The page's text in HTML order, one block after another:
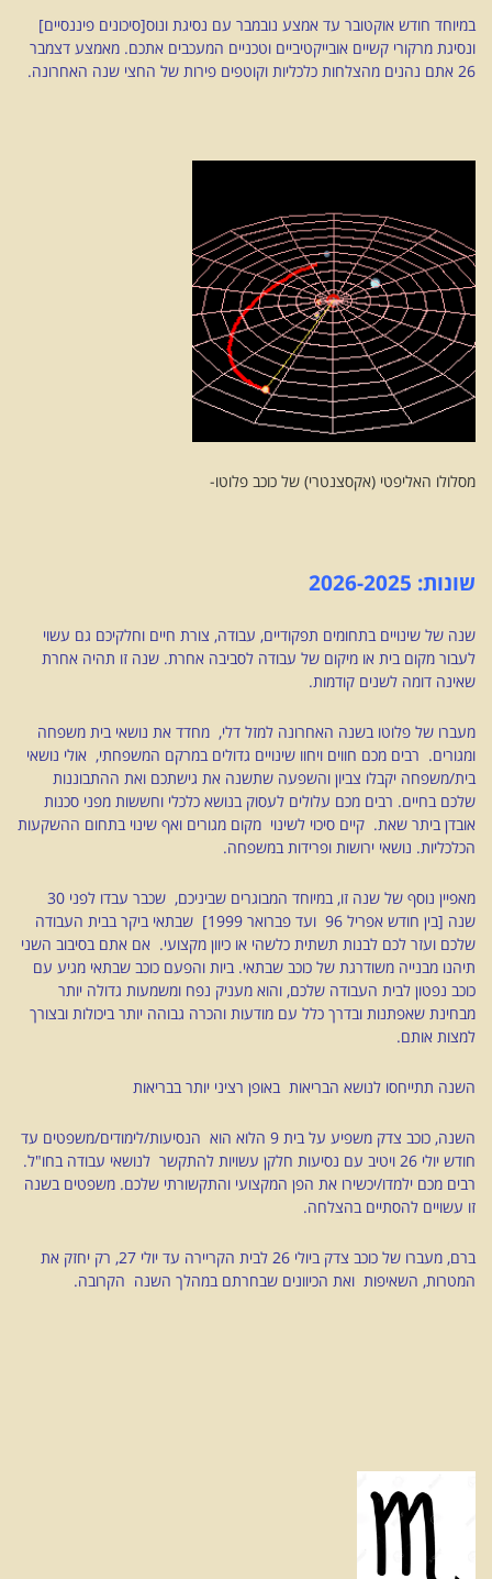
במיוחד חודש אוקטובר עד אמצע נובמבר עם נסיגת ונוס[סיכונים פיננסיים]
ונסיגת מרקורי קשיים אובייקטיביים וטכניים המעכבים אתכם. מאמצע דצמבר
26 אתם נהנים מהצלחות כלכליות וקוטפים פירות של החצי שנה האחרונה.
מסלולו האליפטי (אקסצנטרי) של כוכב פלוטו-
שונות: 2026-2025
שנה של שינויים בתחומים תפקודיים, עבודה, צורת חיים וחלקיכם גם עשוי
לעבור מקום בית או מיקום של עבודה לסביבה אחרת. שנה זו תהיה אחרת
שאינה דומה לשנים קודמות.
מעברו של פלוטו בשנה האחרונה למזל דלי, מחדד את נושאי בית משפחה
ומגורים. רבים מכם חווים ויחוו שינויים גדולים במרקם המשפחתי, אולי נושאי
בית/משפחה יקבלו צביון והשפעה שתשנה את גישתכם ואת ההתבוננות
שלכם בחיים. רבים מכם עלולים לעסוק בנושא כלכלי וחששות מפני סכנות
אובדן ביתר שאת. קיים סיכוי לשינוי מקום מגורים ואף שינוי בתחום ההשקעות
הכלכליות. נושאי ירושות ופרידות במשפחה.
מאפיין נוסף של שנה זו, במיוחד המבוגרים שביניכם, שכבר עבדו לפני 30
שנה [בין חודש אפריל 96 ועד פברואר 1999] שבתאי ביקר בבית העבודה
שלכם ועזר לכם לבנות תשתית כלשהי או כיוון מקצועי. אם אתם בסיבוב השני
תיהנו מבנייה משודרגת של כוכב שבתאי. ביות והפעם כוכב שבתאי מגיע עם
כוכב נפטון לבית העבודה שלכם, והוא מעניק נפח ומשמעות גדולה יותר
מבחינת שאפתנות ובדרך כלל עם מודעות והכרה גבוהה יותר ביכולות ובצורך
למצות אותם.
השנה תתייחסו לנושא הבריאות באופן רציני יותר בבריאות
השנה, כוכב צדק משפיע על בית 9 הלוא הוא הנסיעות/לימודים/משפטים עד
חודש יולי 26 ויטיב עם נסיעות חלקן עשויות להתקשר לנושאי עבודה בחו"ל.
רבים מכם ילמדו/יכשירו את הפן המקצועי והתקשורתי שלכם. משפטים בשנה
זו עשויים להסתיים בהצלחה.
ברם, מעברו של כוכב צדק ביולי 26 לבית הקריירה עד יולי 27, רק יחזק את
המטרות, השאיפות ואת הכיוונים שבחרתם במהלך השנה הקרובה.